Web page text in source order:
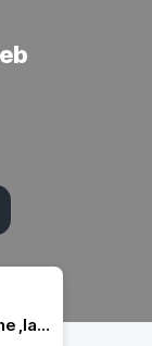
Petite cascade, chute d'eau,ruine ,lac, passage à gué